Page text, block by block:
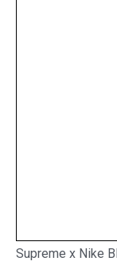
Supreme x Nike